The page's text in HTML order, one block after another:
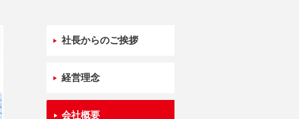
社長からのご挨拶
経営理念
会社概要